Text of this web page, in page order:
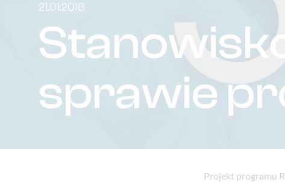
21.01.2016
sprawie
Projekt programu